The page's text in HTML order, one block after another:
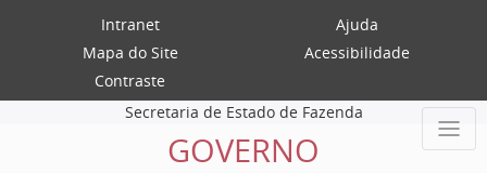
Intranet
Ajuda
Mapa do Site
Acessibilidade
Contraste
Secretaria de Estado de Fazenda
GOVERNO